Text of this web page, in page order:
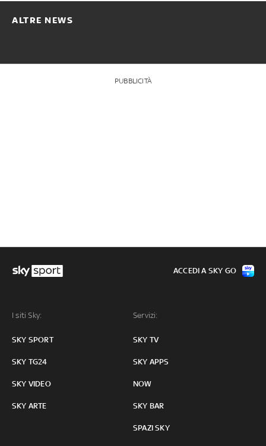
ALTRE NEWS
PUBBLICITÀ
I siti Sky:
SKY SPORT
SKY TG24
SKY VIDEO
SKY ARTE
Servizi:
SKY TV
SKY APPS
NOW
SKY BAR
SPAZI SKY
ACCEDI A SKY GO